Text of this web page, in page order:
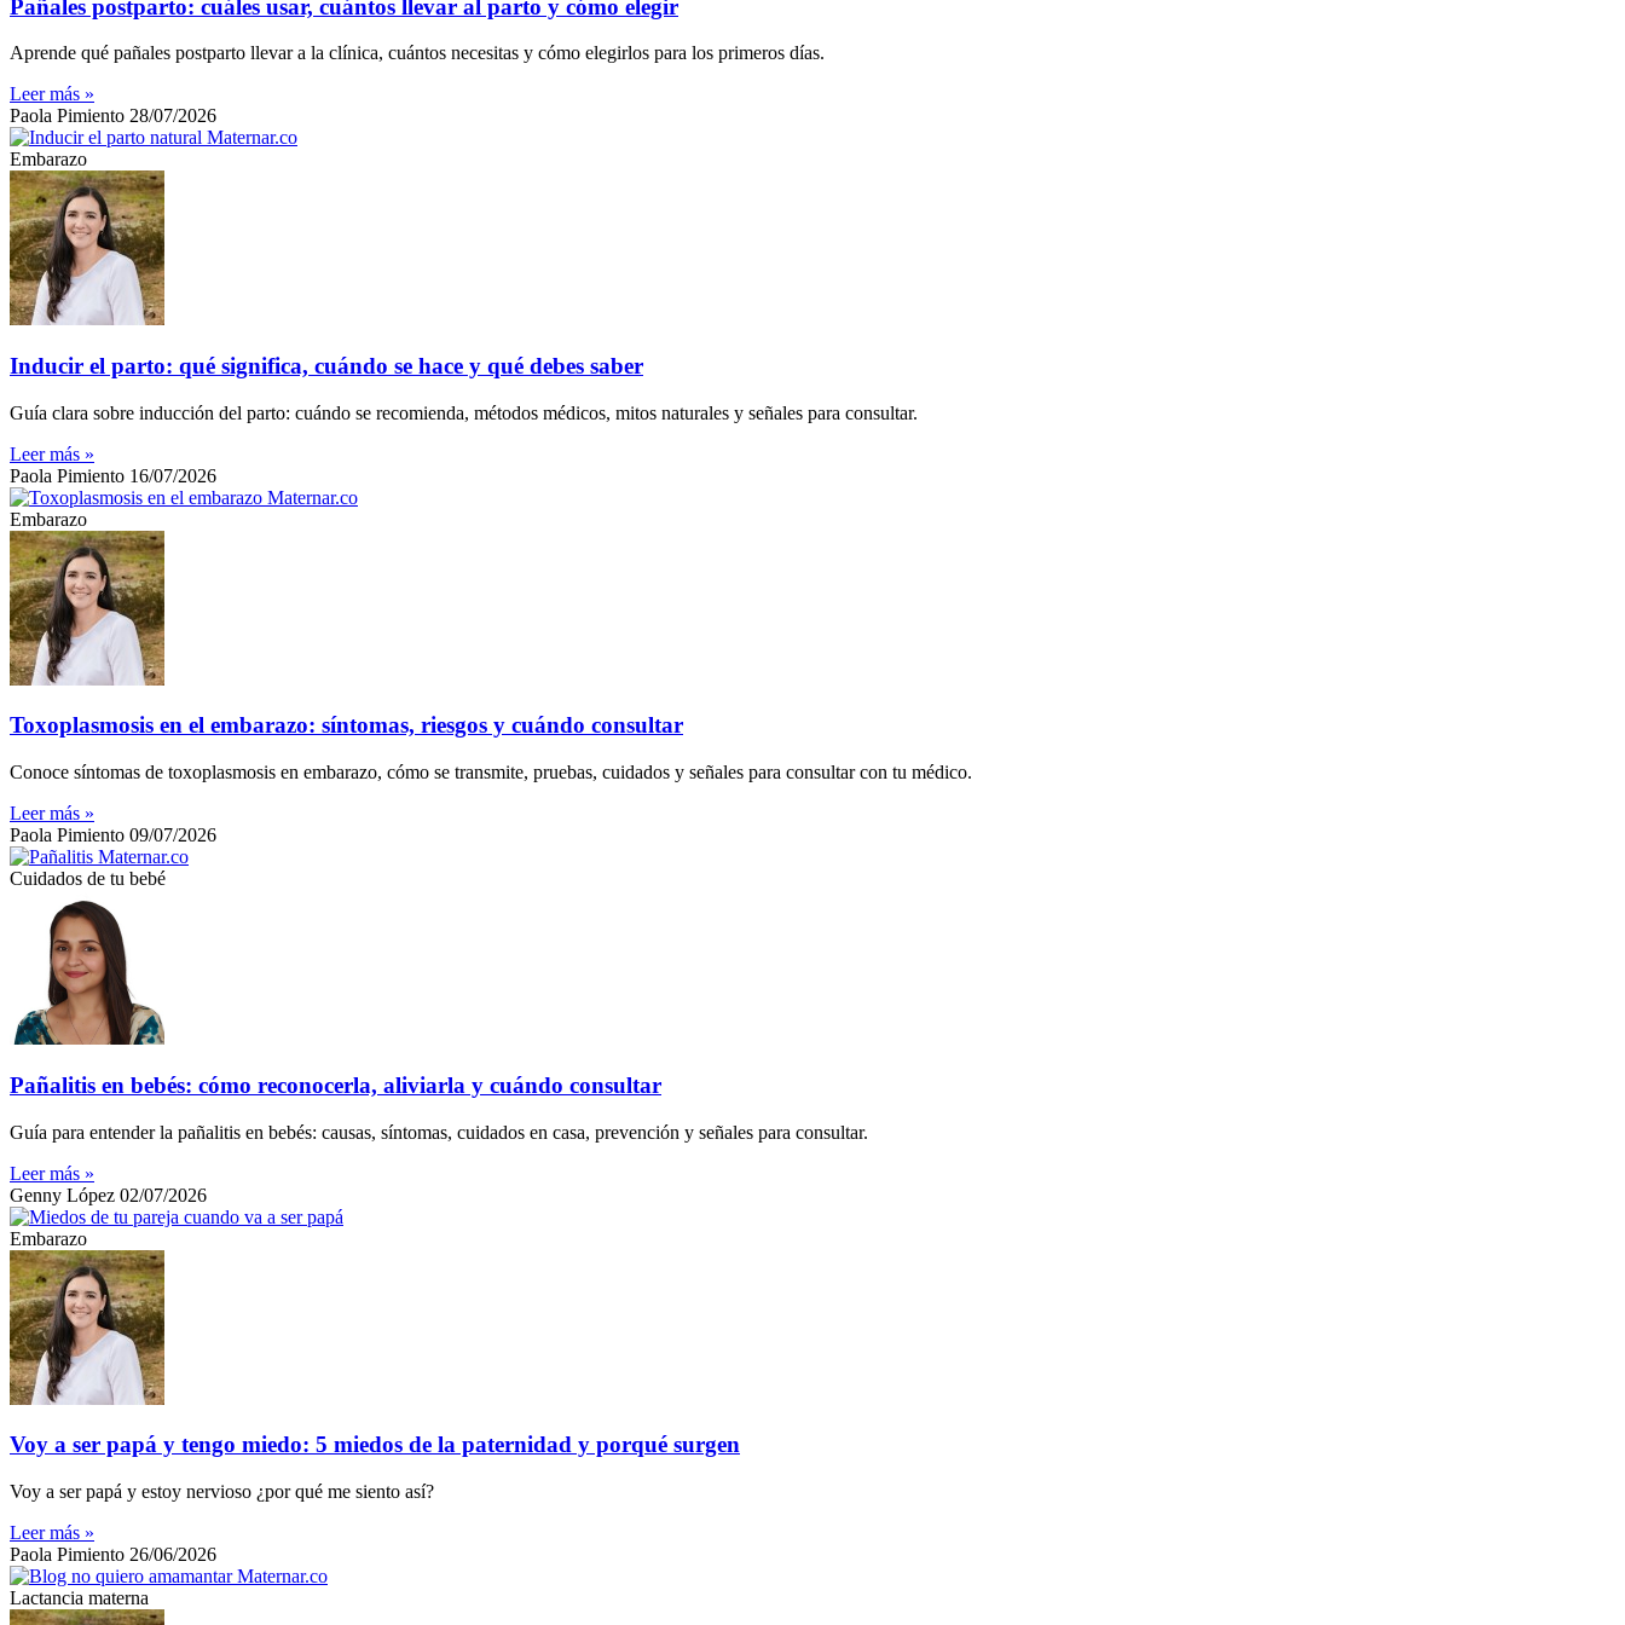
Pañales postparto: cuáles usar, cuántos llevar al parto y cómo elegir
Aprende qué pañales postparto llevar a la clínica, cuántos necesitas y cómo elegirlos para los primeros días.
Leer más »
Paola Pimiento 28/07/2026
Embarazo
Inducir el parto: qué significa, cuándo se hace y qué debes saber
Guía clara sobre inducción del parto: cuándo se recomienda, métodos médicos, mitos naturales y señales para consultar.
Leer más »
Paola Pimiento 16/07/2026
Embarazo
Toxoplasmosis en el embarazo: síntomas, riesgos y cuándo consultar
Conoce síntomas de toxoplasmosis en embarazo, cómo se transmite, pruebas, cuidados y señales para consultar con tu médico.
Leer más »
Paola Pimiento 09/07/2026
Cuidados de tu bebé
Pañalitis en bebés: cómo reconocerla, aliviarla y cuándo consultar
Guía para entender la pañalitis en bebés: causas, síntomas, cuidados en casa, prevención y señales para consultar.
Leer más »
Genny López 02/07/2026
Embarazo
Voy a ser papá y tengo miedo: 5 miedos de la paternidad y porqué surgen
Voy a ser papá y estoy nervioso ¿por qué me siento así?
Leer más »
Paola Pimiento 26/06/2026
Lactancia materna